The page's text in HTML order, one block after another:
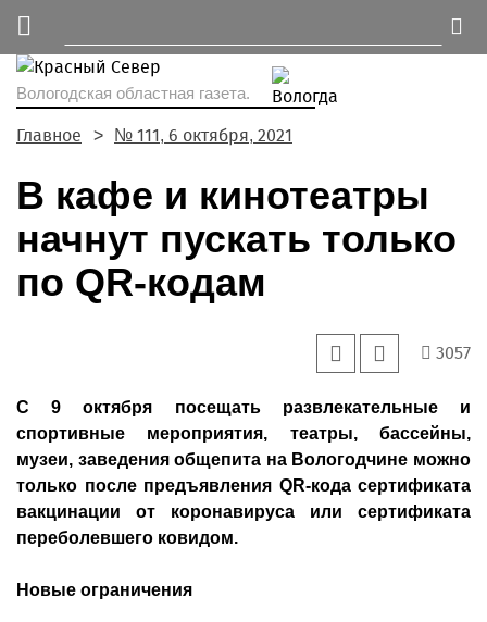
Вологодская областная газета.
Главное № 111, 6 октября, 2021
В кафе и кинотеатры
начнут пускать только
по QR-кодам
3057
С 9 октября посещать развлекательные и
спортивные мероприятия, театры, бассейны,
музеи, заведения общепита на Вологодчине можно
только после предъявления QR-кода сертификата
вакцинации от коронавируса или сертификата
переболевшего ковидом.
Новые ограничения